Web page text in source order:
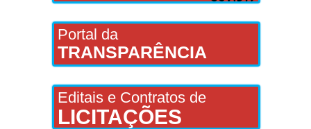
Portal da
TRANSPARÊNCIA
Editais e Contratos de
LICITAÇÕES